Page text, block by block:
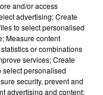
assistées ont
une augmentation
En
sarthoise ouverte il
nous
de vélos
and/or access
advertising; Create
to select personalised
Measure content
or combinations
services; Create
select personalised
security, prevent and
advertising and content;